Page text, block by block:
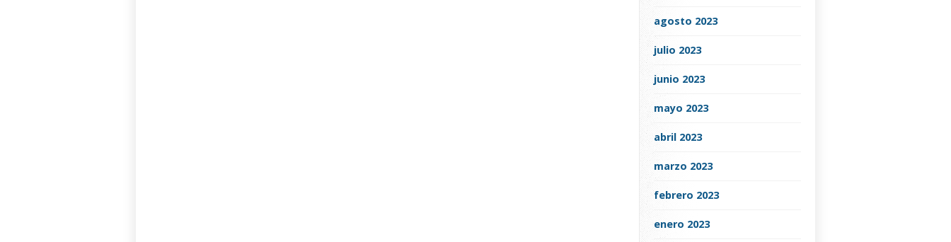
agosto 2023
julio 2023
junio 2023
mayo 2023
abril 2023
marzo 2023
febrero 2023
enero 2023